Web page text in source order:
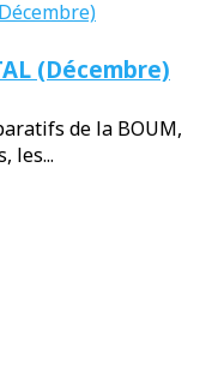
(Décembre)
de la BOUM,
les...